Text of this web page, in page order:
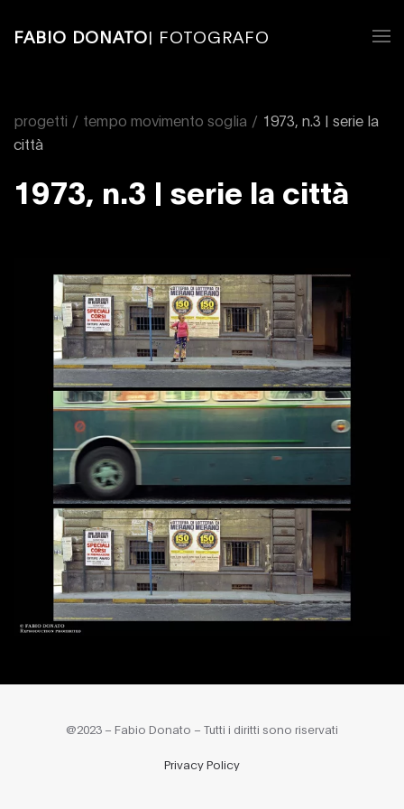
FABIO DONATO| FOTOGRAFO
progetti tempo movimento soglia
1973, n.3 | serie la
città
1973, n.3 | serie la città
@2023 – Fabio Donato – Tutti i diritti sono riservati
Privacy Policy